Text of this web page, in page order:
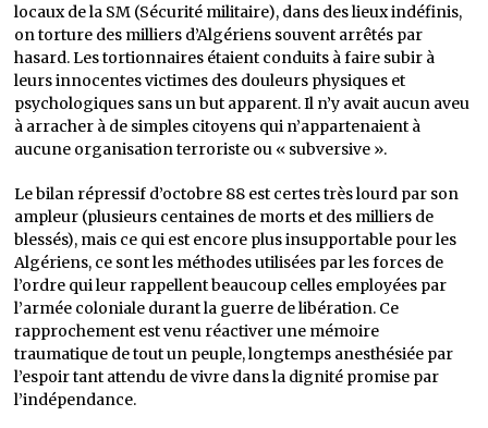
locaux de la SM (Sécurité militaire), dans des lieux indéfinis,
on torture des milliers d’Algériens souvent arrêtés par
hasard. Les tortionnaires étaient conduits à faire subir à
leurs innocentes victimes des douleurs physiques et
psychologiques sans un but apparent. Il n’y avait aucun aveu
à arracher à de simples citoyens qui n’appartenaient à
aucune organisation terroriste ou « subversive ».
Le bilan répressif d’octobre 88 est certes très lourd par son
ampleur (plusieurs centaines de morts et des milliers de
blessés), mais ce qui est encore plus insupportable pour les
Algériens, ce sont les méthodes utilisées par les forces de
l’ordre qui leur rappellent beaucoup celles employées par
l’armée coloniale durant la guerre de libération. Ce
rapprochement est venu réactiver une mémoire
traumatique de tout un peuple, longtemps anesthésiée par
l’espoir tant attendu de vivre dans la dignité promise par
l’indépendance.